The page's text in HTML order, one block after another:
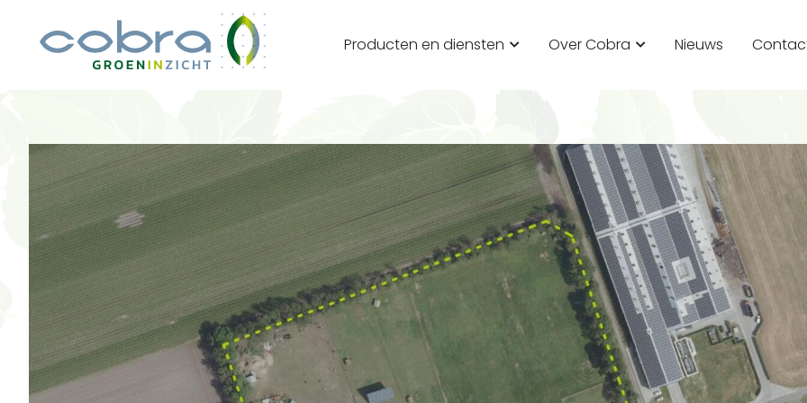
Producten en diensten Over Cobra Nieuws